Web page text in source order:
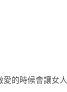
的時候會讓女人